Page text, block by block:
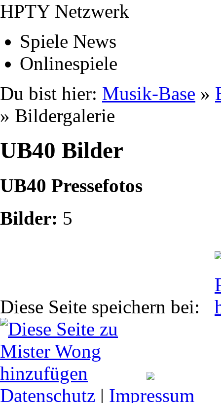
HPTY Netzwerk
Spiele News
Onlinespiele
Du bist hier: Musik-Base »
» Bildergalerie
UB40 Bilder
UB40 Pressefotos
Bilder: 5
Diese Seite speichern bei:
Datenschutz | Impressum